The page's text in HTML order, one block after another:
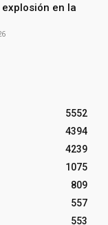
explosión en la
5552
4394
4239
1075
809
557
553